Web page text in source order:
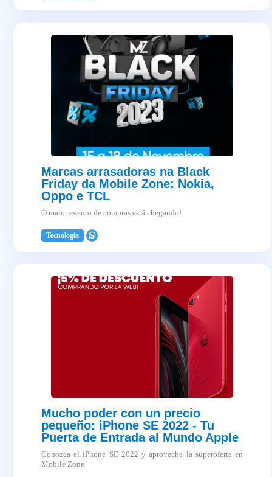
Marcas arrasadoras na Black
Friday da Mobile Zone: Nokia,
Oppo e TCL
O maior evento de compras está chegando!
Tecnologia
Mucho poder con un precio
pequeño: iPhone SE 2022 - Tu
Puerta de Entrada al Mundo Apple
Conozca el iPhone SE 2022 y aproveche la superoferta en
Mobile Zone